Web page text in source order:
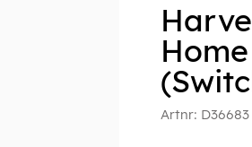
Artnr: D36683